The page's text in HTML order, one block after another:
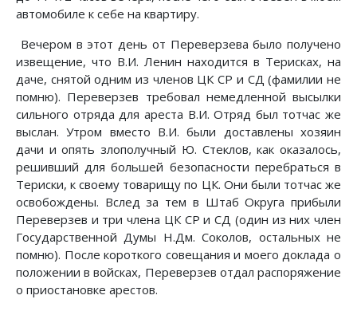
автомобиле к себе на квартиру.
Вечером в этот день от Переверзева было получено
извещение, что В.И. Ленин находится в Терисках, на
даче, снятой одним из членов ЦК СР и СД (фамилии не
помню). Переверзев требовал немедленной высылки
сильного отряда для ареста В.И. Отряд был тотчас же
выслан. Утром вместо В.И. были доставлены хозяин
дачи и опять злополучный Ю. Стеклов, как оказалось,
решивший для большей безопасности перебраться в
Териски, к своему товарищу по ЦК. Они были тотчас же
освобождены. Вслед за тем в Штаб Округа прибыли
Переверзев и три члена ЦК СР и СД (один из них член
Государственной Думы Н.Дм. Соколов, остальных не
помню). После короткого совещания и моего доклада о
положении в войсках, Переверзев отдал распоряжение
о приостановке арестов.